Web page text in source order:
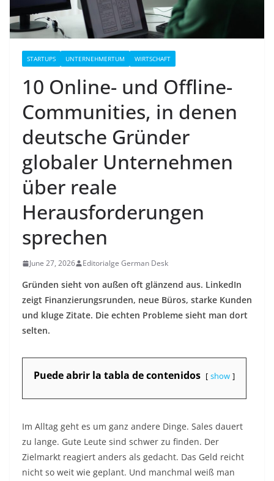
STARTUPS UNTERNEHMERTUM WIRTSCHAFT
10 Online- und Offline-
Communities, in denen
deutsche Gründer
globaler Unternehmen
über reale
Herausforderungen
sprechen
June 27, 2026 Editorialge German Desk
Gründen sieht von außen oft glänzend aus. LinkedIn
zeigt Finanzierungsrunden, neue Büros, starke Kunden
und kluge Zitate. Die echten Probleme sieht man dort
selten.
Puede abrir la tabla de contenidos show
Im Alltag geht es um ganz andere Dinge. Sales dauert
zu lange. Gute Leute sind schwer zu finden. Der
Zielmarkt reagiert anders als gedacht. Das Geld reicht
nicht so weit wie geplant. Und manchmal weiß man